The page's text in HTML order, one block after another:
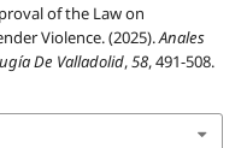
of the Law on
Violence. (2025).Anales
De Valladolid,58, 491-508.